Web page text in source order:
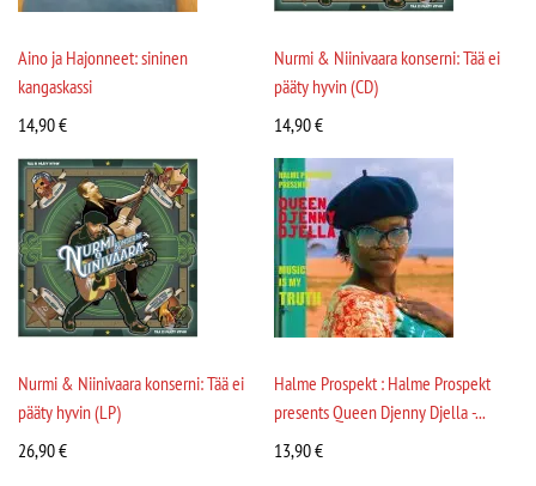
Aino ja Hajonneet: sininen
kangaskassi
14,90€
Nurmi & Niinivaara konserni: Tää ei
pääty hyvin (CD)
14,90€
Nurmi & Niinivaara konserni: Tää ei
pääty hyvin (LP)
26,90€
Halme Prospekt : Halme Prospekt
presents Queen Djenny Djella -...
13,90€